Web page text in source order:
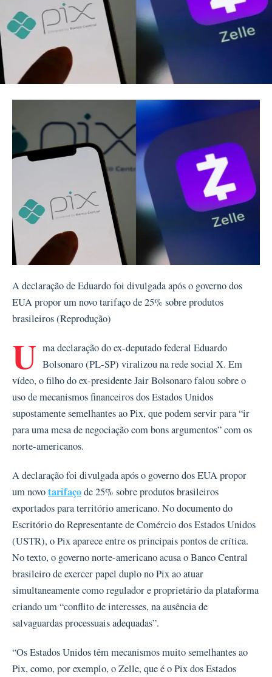
A declaração de Eduardo foi divulgada após o governo dos
EUA propor um novo tarifaço de 25% sobre produtos
brasileiros (Reprodução)
U ma declaração do ex-deputado federal Eduardo
Bolsonaro (PL-SP) viralizou na rede social X. Em
vídeo, o filho do ex-presidente Jair Bolsonaro falou sobre o
uso de mecanismos financeiros dos Estados Unidos
supostamente semelhantes ao Pix, que podem servir para “ir
para uma mesa de negociação com bons argumentos” com os
norte-americanos.
A declaração foi divulgada após o governo dos EUA propor
um novotarifaçode 25% sobre produtos brasileiros
exportados para território americano. No documento do
Escritório do Representante de Comércio dos Estados Unidos
(USTR), o Pix aparece entre os principais pontos de crítica.
No texto, o governo norte-americano acusa o Banco Central
brasileiro de exercer papel duplo no Pix ao atuar
simultaneamente como regulador e proprietário da plataforma
criando um “conflito de interesses, na ausência de
salvaguardas processuais adequadas”.
“Os Estados Unidos têm mecanismos muito semelhantes ao
Pix, como, por exemplo, o Zelle, que é o Pix dos Estados